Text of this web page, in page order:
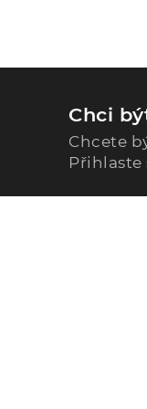
Chci
Chcete
Přihlaste